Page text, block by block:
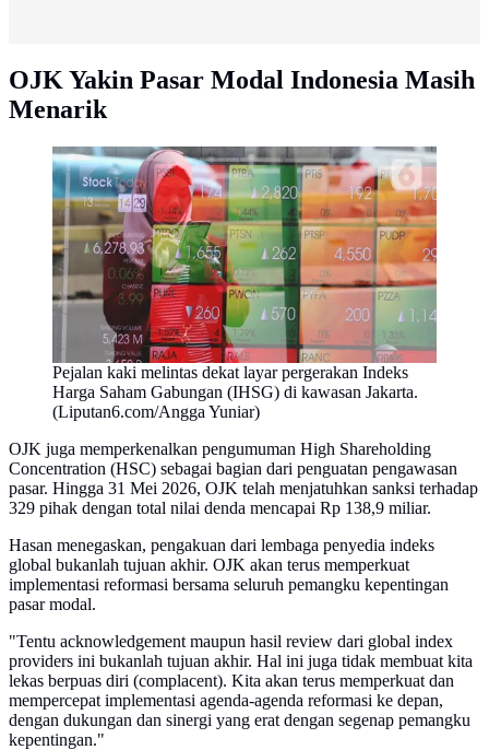
OJK Yakin Pasar Modal Indonesia Masih
Menarik
Pejalan kaki melintas dekat layar pergerakan Indeks
Harga Saham Gabungan (IHSG) di kawasan Jakarta.
(Liputan6.com/Angga Yuniar)
OJK juga memperkenalkan pengumuman High Shareholding
Concentration (HSC) sebagai bagian dari penguatan pengawasan
pasar. Hingga 31 Mei 2026, OJK telah menjatuhkan sanksi terhadap
329 pihak dengan total nilai denda mencapai Rp 138,9 miliar.
Hasan menegaskan, pengakuan dari lembaga penyedia indeks
global bukanlah tujuan akhir. OJK akan terus memperkuat
implementasi reformasi bersama seluruh pemangku kepentingan
pasar modal.
"Tentu acknowledgement maupun hasil review dari global index
providers ini bukanlah tujuan akhir. Hal ini juga tidak membuat kita
lekas berpuas diri (complacent). Kita akan terus memperkuat dan
mempercepat implementasi agenda-agenda reformasi ke depan,
dengan dukungan dan sinergi yang erat dengan segenap pemangku
kepentingan."